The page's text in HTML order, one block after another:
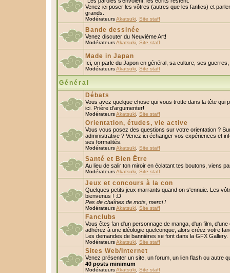
Venez ici poser les vôtres (autres que les fanfics) et
grands.
ModérateursAkatsuki Site staff
Bande dessinée
Venez discuter du Neuvième Art!
ModérateursAkatsuki Site staff
Made in Japan
Ici, on parle du Japon en général, sa culture, ses
ModérateursAkatsuki Site staff
Général
Débats
Vous avez quelque chose qui vous trotte dans la tête qui
ici. Prière d'argumenter!
ModérateursAkatsuki Site staff
Orientation, études, vie active
Vous vous posez des questions sur votre orientation ?
administrative ? Venez ici échanger vos expériences et
ses formalités.
ModérateursAkatsuki Site staff
Santé et Bien Être
Au lieu de salir ton miroir en éclatant tes boutons, viens
ModérateursAkatsuki Site staff
Jeux et concours à la con
Quelques petits jeux marrants quand on s'ennuie. Les
bienvenus ! :D
Pas de chaînes de mots, merci !
ModérateursAkatsuki Site staff
Fanclubs
Vous êtes fan d'un personnage de manga, d'un film,
adhérez à une idéologie quelconque, alors créez votre
Les demandes de bannières se font dans la GFX Gallery.
ModérateursAkatsuki Site staff
Sites Web/Internet
Venez présenter un site, un forum, un lien flash ou autre
40 posts minimum
ModérateursAkatsuki Site staff